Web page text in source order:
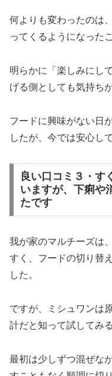
何よりも変わったのは
ってくるようになったこ
明らかに「楽しみにし
げる側としても気持ち
フードに興味がない日
したが、今では安心し
良い口コミ３・す
いますが、下痢や
たです
我が家のマルチーズは
すく、フードの切り替
した。
ですが、ミシュワンは
計だと知って試してみ
最初は少しずつ混ぜな